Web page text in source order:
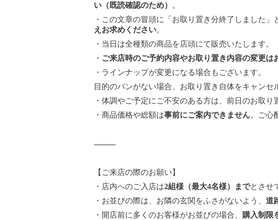
い（既読確認のため）
。
・この文章の冒頭に「お取り置き分終了しました
えお求めください。
・当日は全種類の商品を店頭にて販売いたします。
・ ご来店時のご予約内容やお取り置き内容の変更は
・ラインナップが変更になる場合もございます。
目的のパンがない場合、お取り置き自体をキャンセ
・体調やご予定にご不安のある方は、前日のお取り
・商品価格や総額は事前にご案内できません。ご心
⸻
【ご来店の際のお願い】
・店内へのご入店は2組様（最大4名様）までとさせ
・お並びの際は、お隣の玄関をふさがないよう、 道
・開店前に多くのお客様がお並びの場合、 購入制限